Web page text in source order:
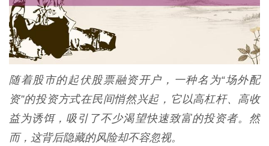
随着股市的起伏股票融资开户，一种名为“场外配
资”的投资方式在民间悄然兴起，它以高杠杆、高收
益为诱饵，吸引了不少渴望快速致富的投资者。然
而，这背后隐藏的风险却不容忽视。